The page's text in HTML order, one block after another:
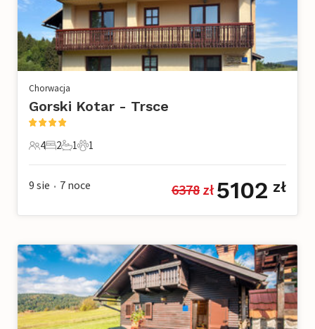
Chorwacja
Gorski Kotar - Trsce
4 Goście
4
2 Sypialnie
2
1 Łazienka
1
1 Zwierzę domowe
1
9 sie • 7 noce 6378 zł 5102 zł